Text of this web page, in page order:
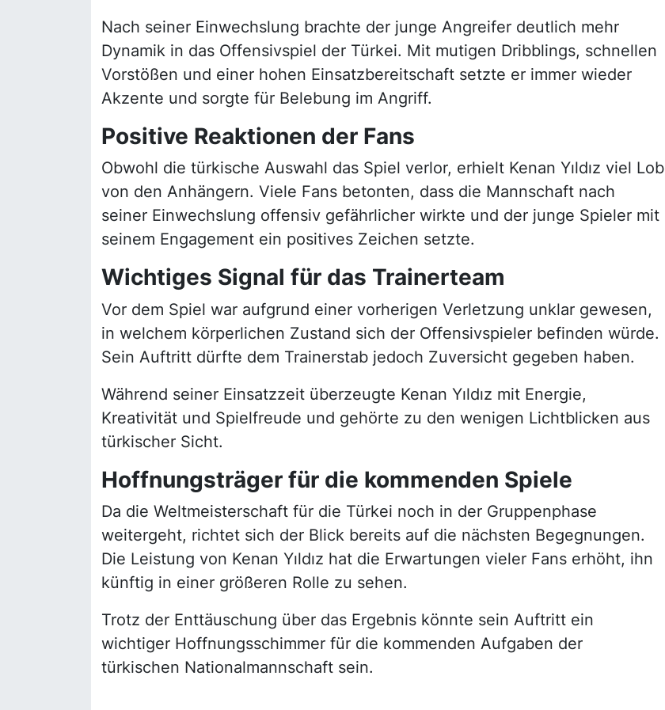
Nach seiner Einwechslung brachte der junge Angreifer deutlich mehr
Dynamik in das Offensivspiel der Türkei. Mit mutigen Dribblings, schnellen
Vorstößen und einer hohen Einsatzbereitschaft setzte er immer wieder
Akzente und sorgte für Belebung im Angriff.
Positive Reaktionen der Fans
Obwohl die türkische Auswahl das Spiel verlor, erhielt Kenan Yıldız viel Lob
von den Anhängern. Viele Fans betonten, dass die Mannschaft nach
seiner Einwechslung offensiv gefährlicher wirkte und der junge Spieler mit
seinem Engagement ein positives Zeichen setzte.
Wichtiges Signal für das Trainerteam
Vor dem Spiel war aufgrund einer vorherigen Verletzung unklar gewesen,
in welchem körperlichen Zustand sich der Offensivspieler befinden würde.
Sein Auftritt dürfte dem Trainerstab jedoch Zuversicht gegeben haben.
Während seiner Einsatzzeit überzeugte Kenan Yıldız mit Energie,
Kreativität und Spielfreude und gehörte zu den wenigen Lichtblicken aus
türkischer Sicht.
Hoffnungsträger für die kommenden Spiele
Da die Weltmeisterschaft für die Türkei noch in der Gruppenphase
weitergeht, richtet sich der Blick bereits auf die nächsten Begegnungen.
Die Leistung von Kenan Yıldız hat die Erwartungen vieler Fans erhöht, ihn
künftig in einer größeren Rolle zu sehen.
Trotz der Enttäuschung über das Ergebnis könnte sein Auftritt ein
wichtiger Hoffnungsschimmer für die kommenden Aufgaben der
türkischen Nationalmannschaft sein.